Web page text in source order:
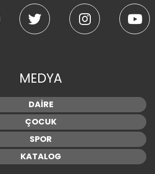
MEDYA
DAİRE
ÇOCUK
SPOR
KATALOG